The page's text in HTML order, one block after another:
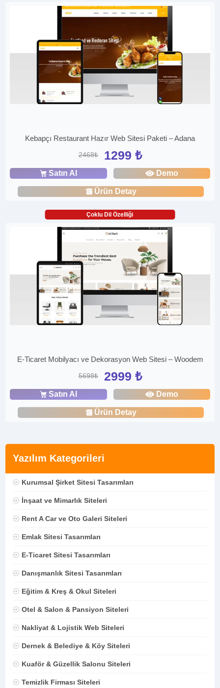
Yazılım Kategorileri
Kurumsal Şirket Sitesi Tasarımları
İnşaat ve Mimarlık Siteleri
Rent A Car ve Oto Galeri Siteleri
Emlak Sitesi Tasarımları
E-Ticaret Sitesi Tasarımları
Danışmanlık Sitesi Tasarımları
Eğitim & Kreş & Okul Siteleri
Otel & Salon & Pansiyon Siteleri
Nakliyat & Lojistik Web Siteleri
Dernek & Belediye & Köy Siteleri
Kuaför & Güzellik Salonu Siteleri
Temizlik Firması Siteleri
Kebapçı Restaurant Hazır Web Sitesi Paketi – Adana
2468₺ 1299 ₺
Satın Al Demo
Ürün Detay
Çoklu Dil Özelliği
E-Ticaret Mobilyacı ve Dekorasyon Web Sitesi – Woodem
5698₺ 2999 ₺
Satın Al Demo
Ürün Detay